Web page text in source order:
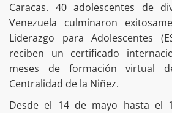
Caracas. 40 adolescentes de
Venezuela culminaron
Liderazgo para Adolescentes
reciben un certificado
meses de formación virtual
Centralidad de la Niñez.
Desde el 14 de mayo hasta el